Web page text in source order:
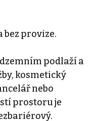
bez provize.
podlaží a
kosmetický
nebo
prostoru je